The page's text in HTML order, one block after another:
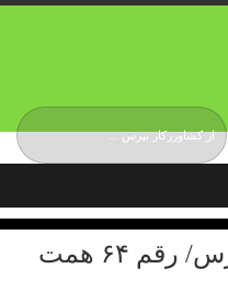
ثبت رکورد تاریخی در بورس/ رقم ۶۴ همت